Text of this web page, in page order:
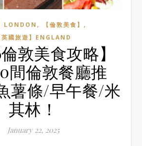
LONDON , 【倫敦美食】 ,
英國旅遊】ENGLAND
倫敦美食攻略】
間倫敦餐廳推
薯條/早午餐/米
其林！
January 22, 2025